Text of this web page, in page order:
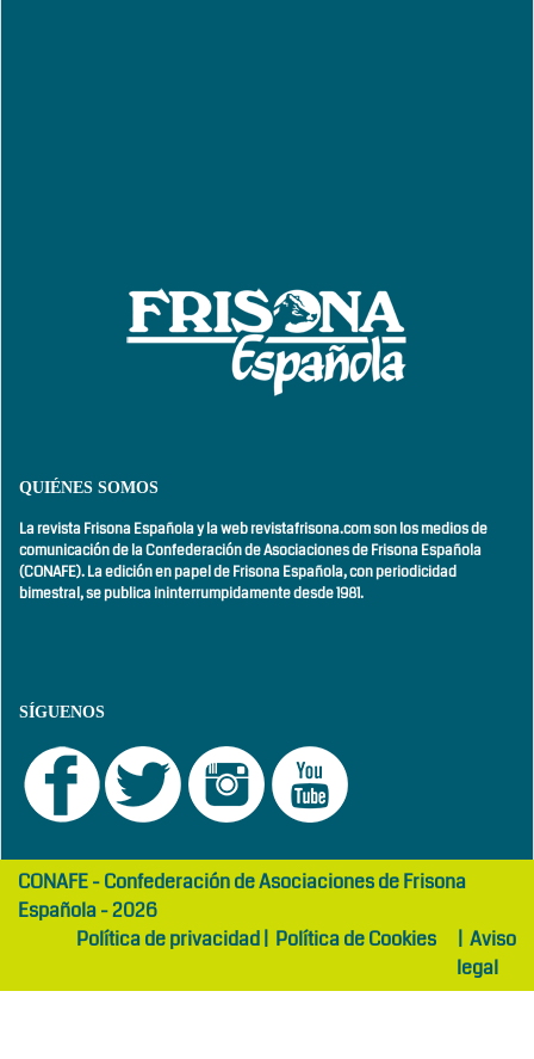
QUIÉNES SOMOS
La revista Frisona Española y la web revistafrisona.com son los medios de
comunicación de la Confederación de Asociaciones de Frisona Española
(CONAFE). La edición en papel de Frisona Española, conperiodicidad
bimestral,se publica ininterrumpidamente desde 1981.
SÍGUENOS
girls
abaya
maltepe
otelCONAFE - Confederación de Asociaciones de Frisona
Española - 2026
Política de privacidad| Política de Cookies | Aviso
legal